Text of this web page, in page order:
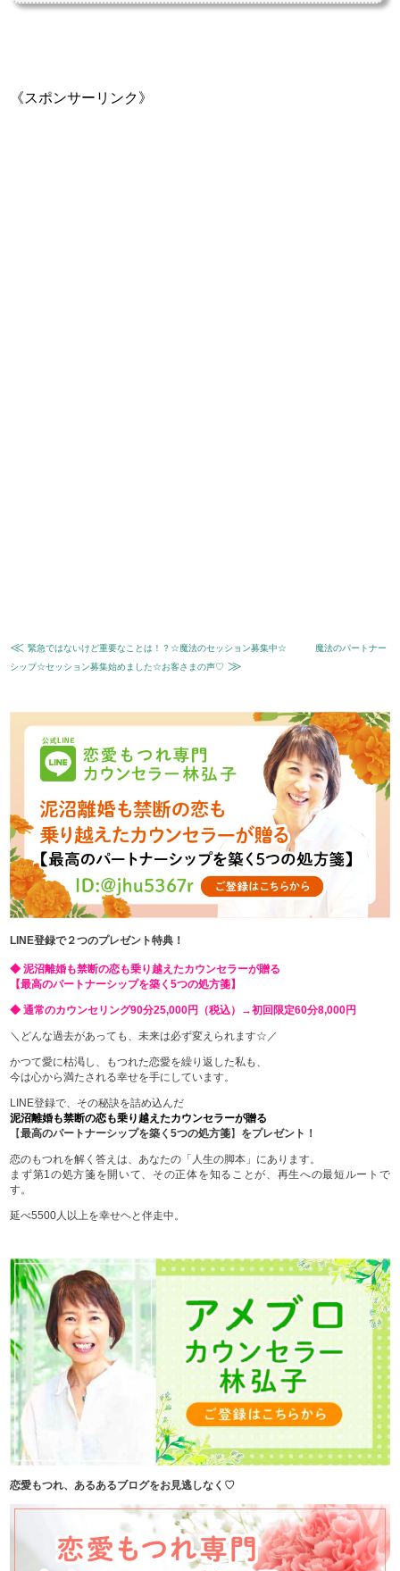
《スポンサーリンク》
≪緊急ではないけど重要なことは！？☆魔法のセッション募集中☆
魔法のパートナー
シップ☆セッション募集始めました☆お客さまの声♡ ≫
LINE登録で２つのプレゼント特典！
◆ 泥沼離婚も禁断の恋も乗り越えたカウンセラーが贈る
【最高のパートナーシップを築く5つの処方箋】
◆ 通常のカウンセリング90分25,000円（税込）→初回限定60分8,000円
＼どんな過去があっても、未来は必ず変えられます☆／
かつて愛に枯渇し、もつれた恋愛を繰り返した私も、
今は心から満たされる幸せを手にしています。
LINE登録で、その秘訣を詰め込んだ
泥沼離婚も禁断の恋も乗り越えたカウンセラーが贈る
【最高のパートナーシップを築く5つの処方箋】 をプレゼント！
恋のもつれを解く答えは、あなたの「人生の脚本」にあります。
まず第1の処方箋を開いて、その正体を知ることが、再生への最短ルートで
す。
延べ5500人以上を幸せヘと伴走中。
恋愛もつれ、あるあるブログをお見逃しなく♡